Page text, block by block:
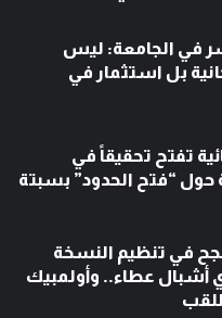
في الجامعة: ليس
بل استثمار في
تفتح تحقيقاً في
حول “فتح الحدود” بسبتة
في تنظيم النسخة
أشبال عطاء.. وأولمبيك